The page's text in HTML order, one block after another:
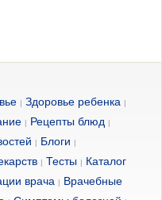
| Здоровье ребенка |
| Рецепты блюд |
| Блоги |
| Тесты | Каталог
врача | Врачебные